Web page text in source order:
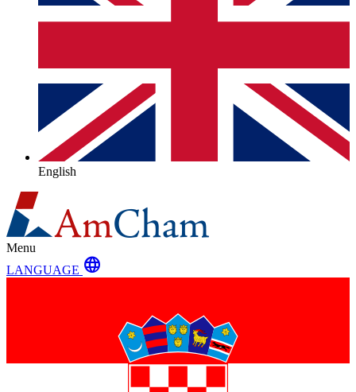
English
Menu
LANGUAGE language